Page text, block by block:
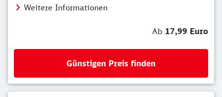
Weitere Informationen
Ab 17,99 Euro
Günstigen Preis finden